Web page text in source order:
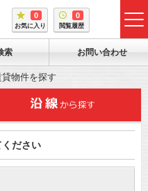
0
お気に入り
0
閲覧履歴
索 お問い合わせ
物件を探す
ださい